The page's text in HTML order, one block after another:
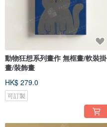
動物狂想系列畫作 無框畫/軟裝掛
畫/裝飾畫
HK$ 279.0
可訂製